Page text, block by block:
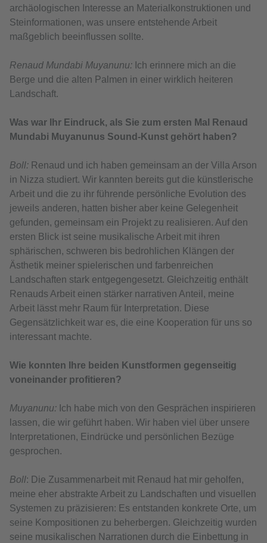
archäologischen Interesse an Materialkonstruktionen und
Steinformationen, was unsere entstehende Arbeit
maßgeblich beeinflussen sollte.
Renaud Mundabi Muyanunu: Ich erinnere mich an die
Berge und die alten Palmen in einer wirklich heiteren
Landschaft.
Was war Ihr Eindruck, als Sie zum ersten Mal Renaud
Mundabi Muyanunus Sound-Kunst gehört haben?
Boll: Renaud und ich haben gemeinsam an der Villa Arson
in Nizza studiert. Wir kannten bereits gut die künstlerische
Arbeit und die zu ihr führende persönliche Evolution des
jeweils anderen, hatten bisher aber keine Gelegenheit
gefunden, gemeinsam ein Projekt zu realisieren. Auf den
ersten Blick ist seine musikalische Arbeit mit ihren
sphärischen, schweren bis bedrohlichen Klängen der
Ästhetik meiner spielerischen und farbenreichen
Landschaften stark entgegengesetzt. Gleichzeitig enthält
Renauds Arbeit einen stärker narrativen Anteil, meine
Arbeit lässt mehr Raum für Interpretation. Diese
Gegensätzlichkeit war es, die eine Kooperation für uns so
interessant machte.
Wie konnten Ihre beiden Kunstformen gegenseitig
voneinander profitieren?
Muyanunu: Ich habe mich von den Gesprächen inspirieren
lassen, die wir geführt haben. Wir haben viel über unsere
Interpretationen, Eindrücke und persönlichen Bezüge
gesprochen.
Boll: Die Zusammenarbeit mit Renaud hat mir geholfen,
meine eher abstrakte Arbeit zu Landschaften und visuellen
Systemen zu präzisieren: Es entstanden konkrete Orte, um
seine Kompositionen zu beherbergen. Gleichzeitig wurden
seine musikalischen Narrationen durch die Einbettung in